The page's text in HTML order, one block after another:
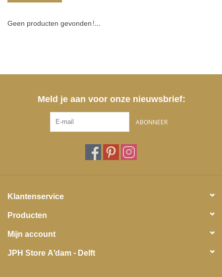
NURSERY / TABLEWARE
Geen producten gevonden!...
Meld je aan voor onze nieuwsbrief:
ABONNEER
Klantenservice
Producten
Mijn account
JPH Store A'dam - Delft